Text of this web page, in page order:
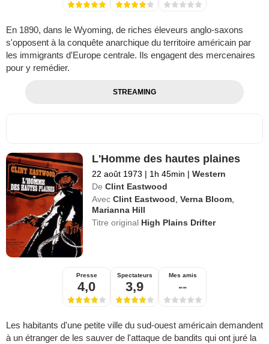
En 1890, dans le Wyoming, de riches éleveurs anglo-saxons
s'opposent à la conquête anarchique du territoire américain par
les immigrants d'Europe centrale. Ils engagent des mercenaires
pour y remédier.
STREAMING
L'Homme des hautes plaines
22 août 1973 | 1h 45min | Western
De Clint Eastwood
Avec Clint Eastwood,Verna Bloom,
Marianna Hill
Titre original High Plains Drifter
Presse
4,0
Spectateurs
3,9
Mes amis
--
Les habitants d'une petite ville du sud-ouest américain demandent
à un étranger de les sauver de l'attaque de bandits qui ont juré la